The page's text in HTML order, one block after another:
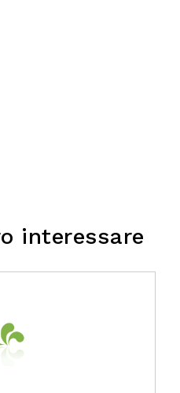
interessare